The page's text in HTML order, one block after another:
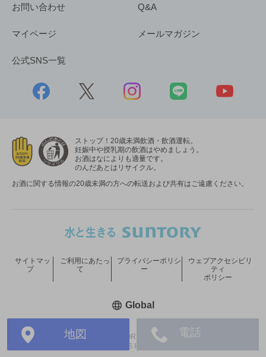
地図 電話
お問い合わせ Q&A
マイページ メールマガジン
公式SNS一覧
ストップ！20歳未満飲酒・飲酒運転。
妊娠中や授乳期の飲酒はやめましょう。
お酒はなによりも適量です。
のんだあとはリサイクル。
お酒に関する情報の20歳未満の方への転送および共有はご遠慮ください。
COPYRIGHT © SUNTORY HOLDINGS LIMITED.
ALL RIGHTS RESERVED.
サイトマッ
プ
ご利用にあたっ
て
プライバシーポリシ
ー
ウェブアクセシビリ
ティ
ポリシー
Global新しいウィンドウで開く